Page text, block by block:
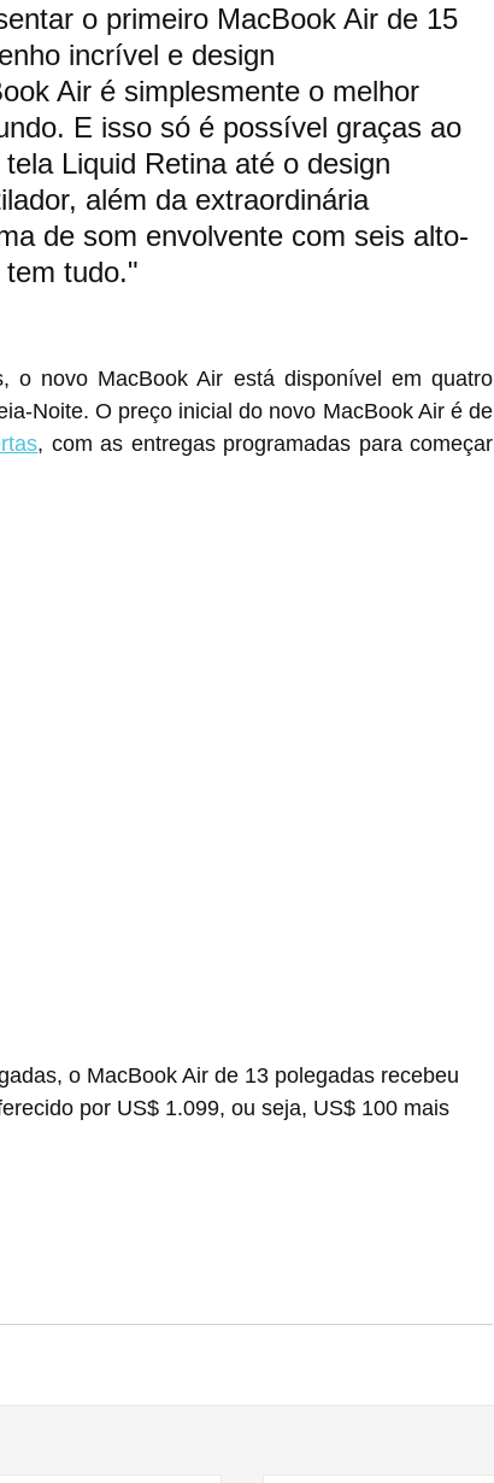
o primeiro MacBook Air de 15
incrível e design
Air é simplesmente o melhor
E isso só é possível graças ao
Liquid Retina até o design
além da extraordinária
de som envolvente com seis alto-
tudo."
o novo MacBook Air está disponível em quatro
Noite. O preço inicial do novo MacBook Air é de
, com as entregas programadas para começar
o MacBook Air de 13 polegadas recebeu
por US$ 1.099, ou seja, US$ 100 mais